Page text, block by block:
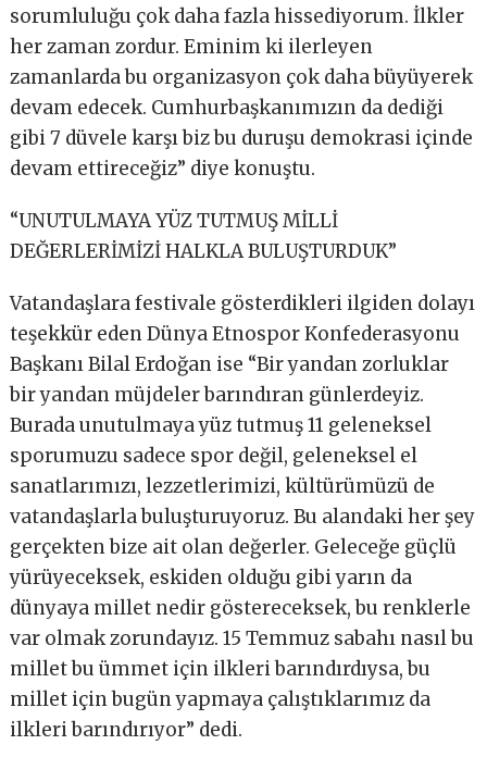
sorumluluğu çok daha fazla hissediyorum. İlkler
her zaman zordur. Eminim ki ilerleyen
zamanlarda bu organizasyon çok daha büyüyerek
devam edecek. Cumhurbaşkanımızın da dediği
gibi 7 düvele karşı biz bu duruşu demokrasi içinde
devam ettireceğiz” diye konuştu.
“UNUTULMAYA YÜZ TUTMUŞ MİLLİ
DEĞERLERİMİZİ HALKLA BULUŞTURDUK”
Vatandaşlara festivale gösterdikleri ilgiden dolayı
teşekkür eden Dünya Etnospor Konfederasyonu
Başkanı Bilal Erdoğan ise “Bir yandan zorluklar
bir yandan müjdeler barındıran günlerdeyiz.
Burada unutulmaya yüz tutmuş 11 geleneksel
sporumuzu sadece spor değil, geleneksel el
sanatlarımızı, lezzetlerimizi, kültürümüzü de
vatandaşlarla buluşturuyoruz. Bu alandaki her şey
gerçekten bize ait olan değerler. Geleceğe güçlü
yürüyeceksek, eskiden olduğu gibi yarın da
dünyaya millet nedir göstereceksek, bu renklerle
var olmak zorundayız. 15 Temmuz sabahı nasıl bu
millet bu ümmet için ilkleri barındırdıysa, bu
millet için bugün yapmaya çalıştıklarımız da
ilkleri barındırıyor” dedi.